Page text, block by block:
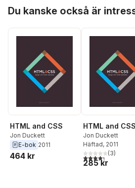
Du kanske också är
HTML and CSS
Jon Duckett
E-bok 2011
464 kr
HTML and CSS
Jon Duckett
Häftad, 2011
4,3utav 5(3)
285 kr